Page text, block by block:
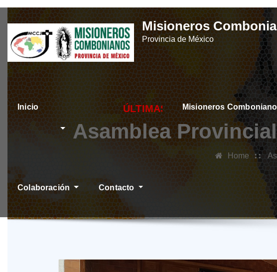
Skip
content
Misioneros
Provincia de México
Inicio ÚLTIMAS NOTICIAS Misioneros
Colaboración Contacto
Asamblea
Home